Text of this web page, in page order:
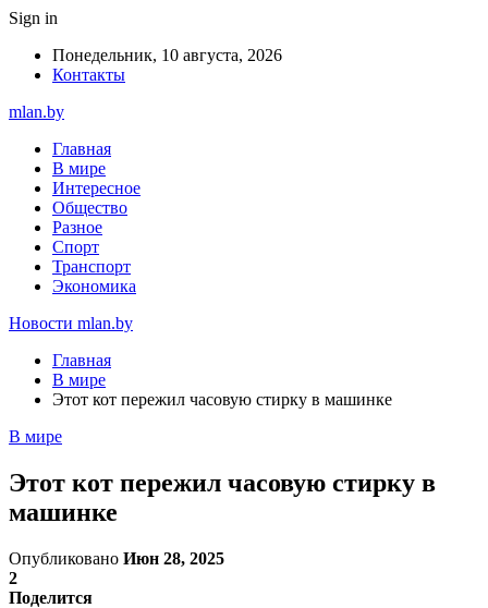
Sign in
Понедельник, 10 августа, 2026
Контакты
mlan.by
Главная
В мире
Интересное
Общество
Разное
Спорт
Транспорт
Экономика
Новости mlan.by
Главная
В мире
Этот кот пережил часовую стирку в машинке
В мире
Этот кот пережил часовую стирку в
машинке
Опубликовано Июн 28, 2025
2
Поделится